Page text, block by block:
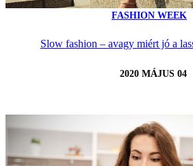
FASHION WEEK
Slow fashion – avagy miért jó a
2020 MÁJUS 04